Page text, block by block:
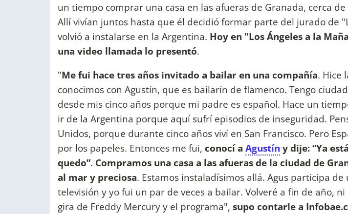
un tiempo comprar una casa en las afueras de Granada, cerca de
Allí vivían juntos hasta que él decidió formar parte del jurado de
volvió a instalarse en la Argentina. Hoy en "Los Ángeles a la
una video llamada lo presentó.
"Me fui hace tres años invitado a bailar en una compañía. Hice
conocimos con Agustín, que es bailarín de flamenco. Tengo
desde mis cinco años porque mi padre es español. Hace un
ir de la Argentina porque aquí sufrí episodios de inseguridad.
Unidos, porque durante cinco años viví en San Francisco. Pero
por los papeles. Entonces me fui, conocí a Agustín y dije: “Ya
quedo”. Compramos una casa a las afueras de la ciudad de
al mar y preciosa. Estamos instaladísimos allá. Agus participa
televisión y yo fui un par de veces a bailar. Volveré a fin de año,
gira de Freddy Mercury y el programa", supo contarle a